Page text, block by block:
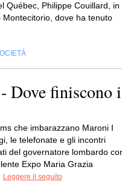
Québec, Philippe Couillard, in
dove ha tenuto
Dove finiscono i
che imbarazzano Maroni I
le telefonate e gli incontri
del governatore lombardo
Expo Maria Grazia
Leggere il seguito